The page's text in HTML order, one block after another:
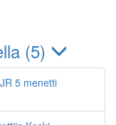
(5)
5 menetti